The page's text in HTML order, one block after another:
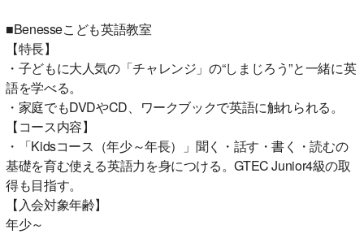
■Benesseこども英語教室
【特長】
・子どもに大人気の「チャレンジ」の“しまじろう”と一緒に英
語を学べる。
・家庭でもDVDやCD、ワークブックで英語に触れられる。
【コース内容】
・「Kidsコース（年少～年長）」聞く・話す・書く・読むの
基礎を育む使える英語力を身につける。GTEC Junior4級の取
得も目指す。
【入会対象年齢】
年少～